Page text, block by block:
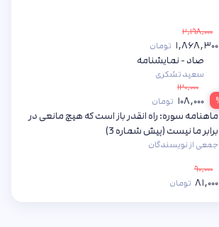
۲,۱۹۸,۰۰۰
۱,۸۶۸,۳۰۰ تومان
صاد - نمایشنامه
سعید تشکری
۱۲۰,۰۰۰
۱۰۸,۰۰۰ تومان
ماهنامه سوره: راه انقدر باز است که هیچ مانعی در
برابر ما نیست (پیش شماره 3)
جمعی از نویسندگان
۹۰,۰۰۰
۸۱,۰۰۰ تومان